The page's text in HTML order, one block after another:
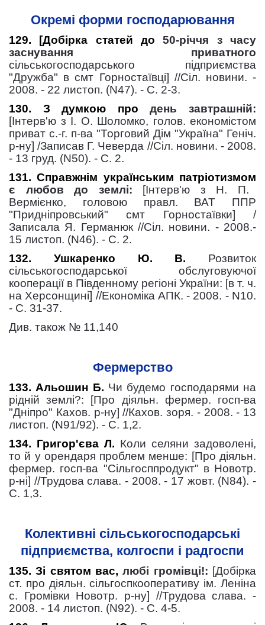
Окремі форми господарювання
129. [Добірка статей до
50-річчя з часу
заснування приватного
сільськогосподарського підприємства
"Дружба" в смт Горностаївці] //Сіл. новини. -
2008. - 22 листоп. (N47). - С. 2-3.
130. З думкою про
день завтрашній:
[Інтерв'ю з І. О. Шоломко, голов. економістом
приват с.-г. п-ва "Торговий Дім "Україна" Геніч.
р-ну] /Записав Г. Чеверда //Сіл. новини. - 2008.
- 13 груд. (N50). - С. 2.
131. Справжнім українським патріотизмом
є любов до землі: [Інтерв'ю з Н. П.
Вермієнко, головою правл. ВАТ ППР
"Придніпровський" смт Горностаївки] /
Записала Я. Германюк //Сіл. новини. - 2008.-
15 листоп. (N46). - С. 2.
132. Ушкаренко Ю. В. Розвиток
сільськогосподарської обслуговуючої
кооперації в Південному регіоні України: [в т. ч.
на Херсонщині] //Економіка АПК. - 2008. - N10.
- С. 31-37.
Див. також № 11,140
Фермерство
133. Альошин Б. Чи будемо господарями на
рідній землі?: [Про діяльн. фермер. госп-ва
"Дніпро" Кахов. р-ну] //Кахов. зоря. - 2008. - 13
листоп. (N91/92). - С. 1,2.
134. Григор'єва Л. Коли селяни задоволені,
то й у орендаря проблем менше: [Про діяльн.
фермер. госп-ва "Сільгосппродукт" в Новотр.
р-ні] //Трудова слава. - 2008. - 17 жовт. (N84). -
С. 1,3.
Колективні сільськогосподарські
підприємства, колгоспи і радгоспи
135. Зі святом вас, любі громівці!: [Добірка
ст. про діяльн. сільгоспкооперативу ім. Леніна
с. Громівки Новотр. р-ну] //Трудова слава. -
2008. - 14 листоп. (N92). - С. 4-5.